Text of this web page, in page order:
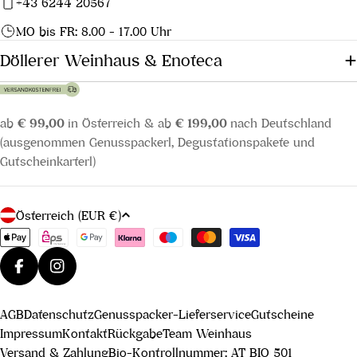
zunehmendem Alter Aroma,
Geschmack, Textur und
Altersbezeichnungen lauten: VO
(vier Jahre), VSOP (über fünf
mehr als sechs Jahre).
MO bis FR: 8.00 - 17.00 Uhr
Döllerer Weinhaus & Enoteca
ab € 99,00 in Österreich & ab € 199,00 nach Deutschland
(ausgenommen Genusspackerl, Degustationspakete und
Gutscheinkarterl)
L
a
n
d
R
e
Österreich (EUR €)
Zahlungsmethoden
FacebookInstagram
AGBDatenschutzGenusspacker-LieferserviceGutscheine
ImpressumKontaktRückgabeTeam Weinhaus
Versand & ZahlungBio-Kontrollnummer: AT BIO 501